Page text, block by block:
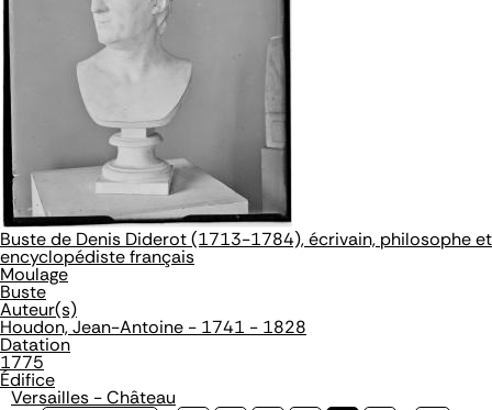
Buste de Denis Diderot (1713-1784), écrivain, philosophe et
encyclopédiste français
Moulage
Buste
Auteur(s)
Houdon, Jean-Antoine - 1741 - 1828
Datation
1775
Édifice
Versailles - Château